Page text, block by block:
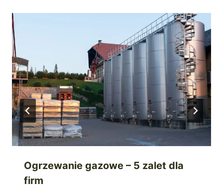
Ogrzewanie gazowe – 5 zalet dla
firm